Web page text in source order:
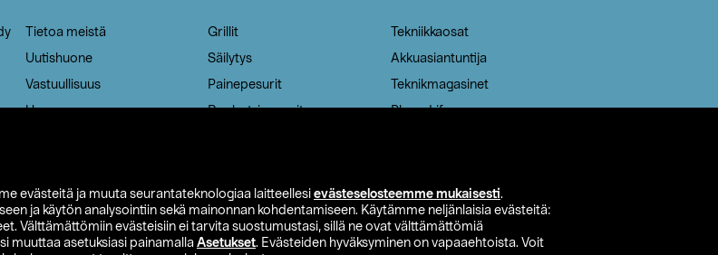
evästeitä ja muuta seurantateknologiaa laitteellesi evästeselosteemme mukaisesti.
ja käytön analysointiin sekä mainonnan kohdentamiseen. Käytämme neljänlaisia evästeitä:
Välttämättömiin evästeisiin ei tarvita suostumustasi, sillä ne ovat välttämättömiä
muuttaa asetuksiasi painamalla Asetukset. Evästeiden hyväksyminen on vapaaehtoista. Voit
Tietoa meistä
Uutishuone
Vastuullisuus
Ura
Grillit
Säilytys
Painepesurit
Ruohotrimmerit
Tekniikkaosat
Akkuasiantuntija
Teknikmagasinet
PhoneLife